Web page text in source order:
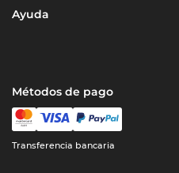
Ayuda
Métodos de pago
Transferencia bancaria